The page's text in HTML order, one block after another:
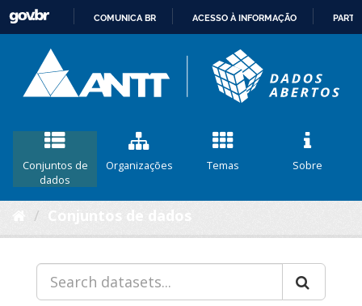
CONTEÚDO
COMUNICA BR ACESSO À INFORMAÇÃO
Conjuntos de
dados
Organizações Temas Sobre